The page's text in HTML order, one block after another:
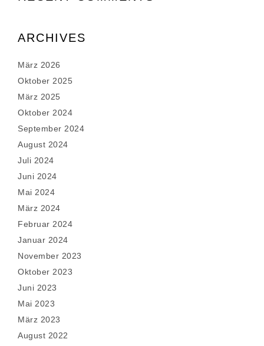
ARCHIVES
März 2026
Oktober 2025
März 2025
Oktober 2024
September 2024
August 2024
Juli 2024
Juni 2024
Mai 2024
März 2024
Februar 2024
Januar 2024
November 2023
Oktober 2023
Juni 2023
Mai 2023
März 2023
August 2022